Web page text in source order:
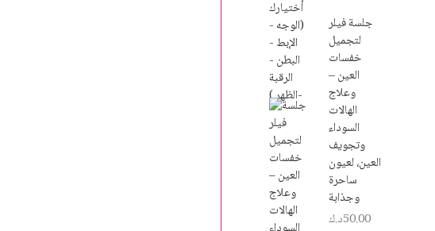
جلسة فيلر
لتجميل
خفسات
العين –
وعلاج
الهالات
السوداء
وتجويف
العين، لعيون
ساحرة
وجذابة
50.00د.ك